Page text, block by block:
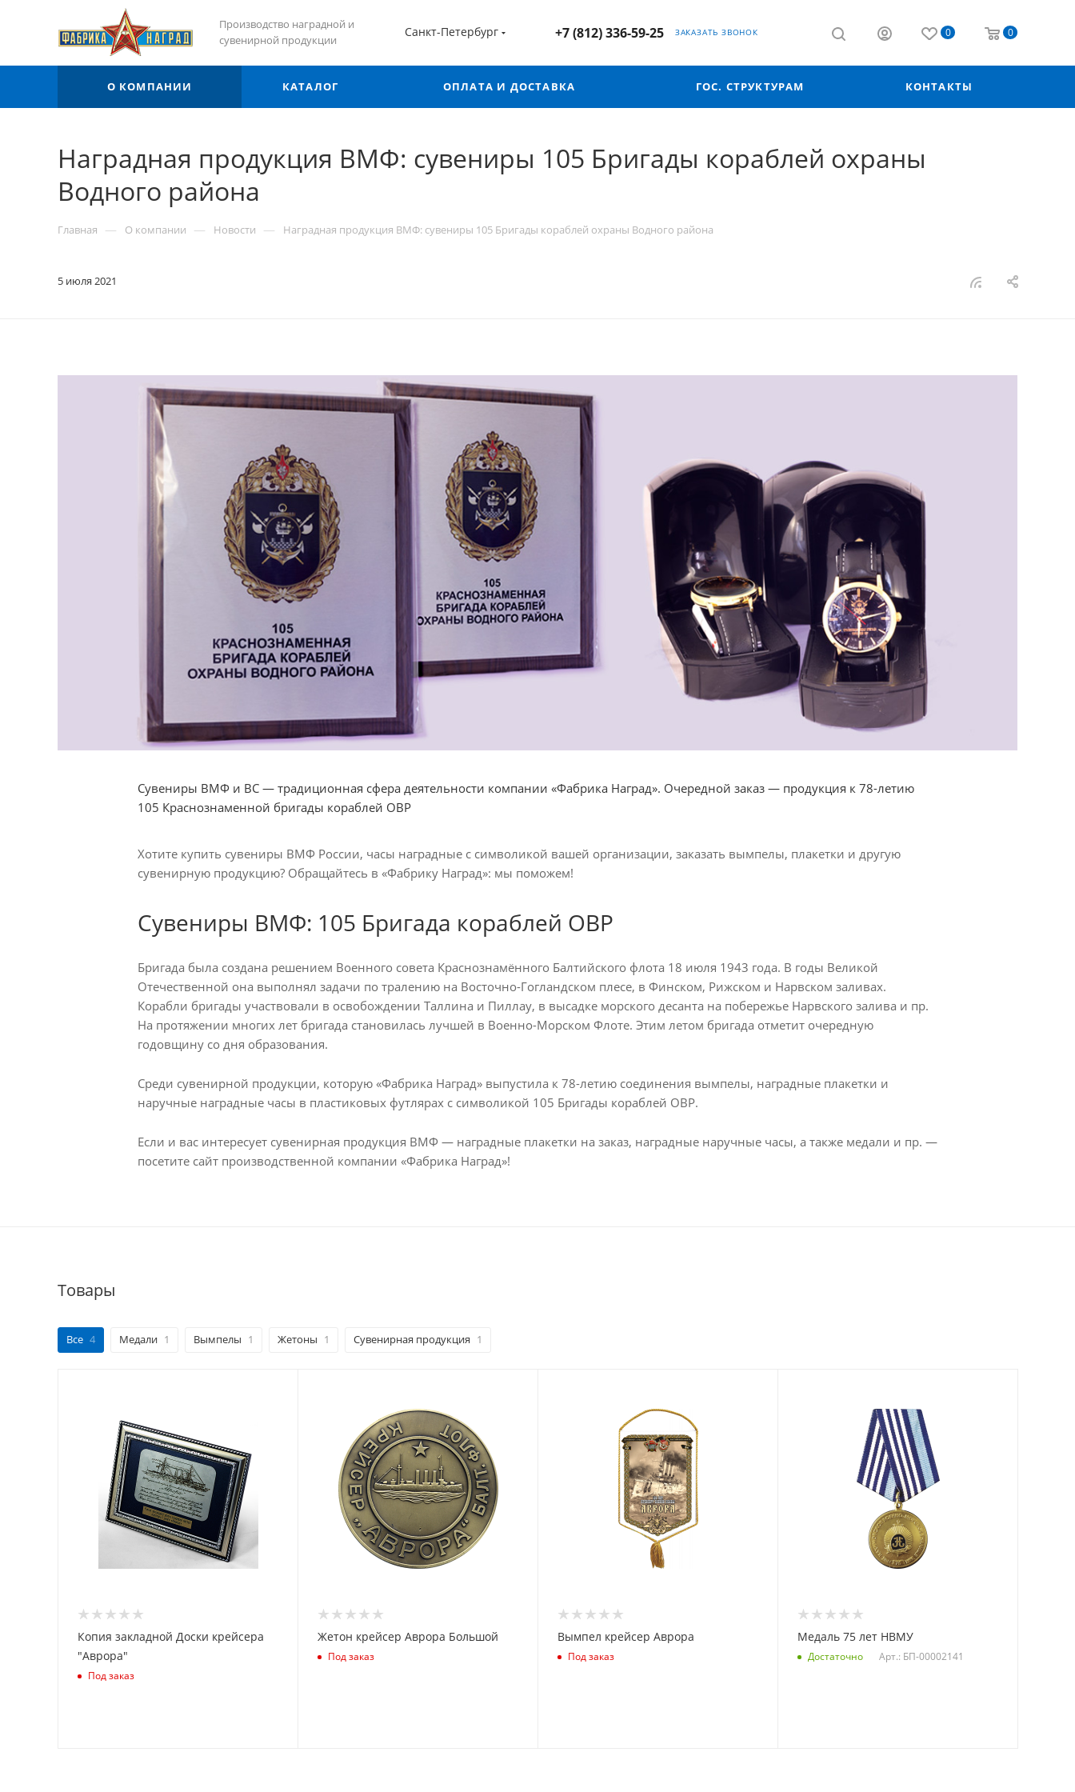
Производство наградной и
сувенирной продукции
Санкт-Петербург +7 (812) 336-59-25 ЗАКАЗАТЬ ЗВОНОК 0 0
О КОМПАНИИ КАТАЛОГ ОПЛАТА И ДОСТАВКА ГОС. СТРУКТУРАМ КОНТАКТЫ
Наградная продукция ВМФ: сувениры 105 Бригады кораблей охраны
Водного района
Главная — О компании — Новости — Наградная продукция ВМФ: сувениры 105 Бригады кораблей охраны Водного района
5 июля 2021
Сувениры ВМФ и ВС — традиционная сфера деятельности компании «Фабрика Наград». Очередной заказ — продукция к 78-летию
105 Краснознаменной бригады кораблей ОВР
Хотите купить сувениры ВМФ России, часы наградные с символикой вашей организации, заказать вымпелы, плакетки и другую
сувенирную продукцию? Обращайтесь в «Фабрику Наград»: мы поможем!
Сувениры ВМФ: 105 Бригада кораблей ОВР
Бригада была создана решением Военного совета Краснознамённого Балтийского флота 18 июля 1943 года. В годы Великой
Отечественной она выполнял задачи по тралению на Восточно-Гогландском плесе, в Финском, Рижском и Нарвском заливах.
Корабли бригады участвовали в освобождении Таллина и Пиллау, в высадке морского десанта на побережье Нарвского залива и пр.
На протяжении многих лет бригада становилась лучшей в Военно-Морском Флоте. Этим летом бригада отметит очередную
годовщину со дня образования.
Среди сувенирной продукции, которую «Фабрика Наград» выпустила к 78-летию соединения вымпелы, наградные плакетки и
наручные наградные часы в пластиковых футлярах с символикой 105 Бригады кораблей ОВР.
Если и вас интересует сувенирная продукция ВМФ — наградные плакетки на заказ, наградные наручные часы, а также медали и пр. —
посетите сайт производственной компании «Фабрика Наград»!
Товары
Все 4 Медали 1 Вымпелы 1 Жетоны 1 Сувенирная продукция 1
Копия закладной Доски крейсера
"Аврора"
Под заказ
Жетон крейсер Аврора Большой
Под заказ
Вымпел крейсер Аврора
Под заказ
Медаль 75 лет НВМУ
Достаточно Арт.: БП-00002141